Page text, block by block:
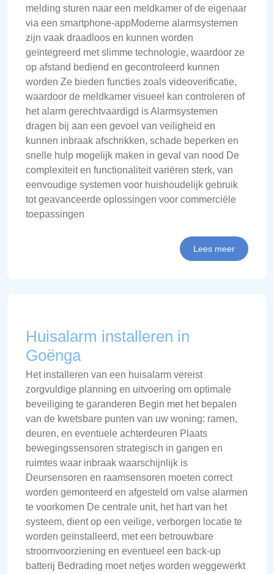
melding sturen naar een meldkamer of de eigenaar
via een smartphone-appModerne alarmsystemen
zijn vaak draadloos en kunnen worden
geïntegreerd met slimme technologie, waardoor ze
op afstand bediend en gecontroleerd kunnen
worden Ze bieden functies zoals videoverificatie,
waardoor de meldkamer visueel kan controleren of
het alarm gerechtvaardigd is Alarmsystemen
dragen bij aan een gevoel van veiligheid en
kunnen inbraak afschrikken, schade beperken en
snelle hulp mogelijk maken in geval van nood De
complexiteit en functionaliteit variëren sterk, van
eenvoudige systemen voor huishoudelijk gebruik
tot geavanceerde oplossingen voor commerciële
toepassingen
Lees meer
Huisalarm installeren in
Goënga
Het installeren van een huisalarm vereist
zorgvuldige planning en uitvoering om optimale
beveiliging te garanderen Begin met het bepalen
van de kwetsbare punten van uw woning: ramen,
deuren, en eventuele achterdeuren Plaats
bewegingssensoren strategisch in gangen en
ruimtes waar inbraak waarschijnlijk is
Deursensoren en raamsensoren moeten correct
worden gemonteerd en afgesteld om valse alarmen
te voorkomen De centrale unit, het hart van het
systeem, dient op een veilige, verborgen locatie te
worden geïnstalleerd, met een betrouwbare
stroomvoorziening en eventueel een back-up
batterij Bedrading moet netjes worden weggewerkt